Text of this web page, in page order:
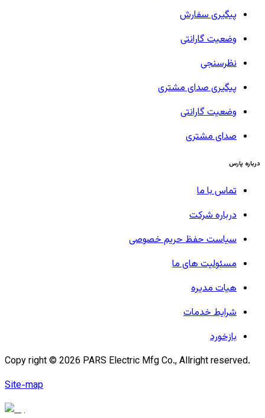
پیگیری سفارش
وضعیت گارانتی
نظرسنجی
پیگیری صدای مشتری
وضعیت گارانتی
صدای مشتری
درباره پارس
تماس با ما
درباره شرکت
سیاست حفظ حریم خصوصی
مسئولیت های ما
هیات مدیره
شرایط خدمات
بازخورد
Copy right © 2026 PARS Electric Mfg Co., Allright reserved.
Site-map